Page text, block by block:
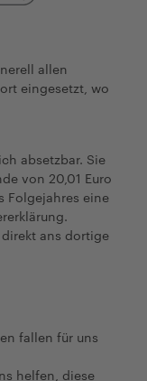
allen
eingesetzt, wo
absetzbar. Sie
von 20,01 Euro
Folgejahres eine
ans dortige
fallen für uns
helfen, diese